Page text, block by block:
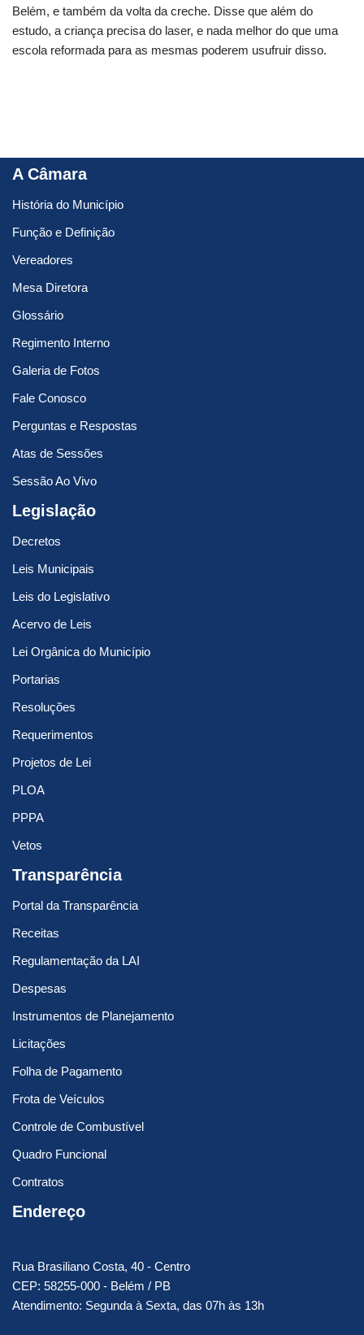
Belém, e também da volta da creche. Disse que além do
estudo, a criança precisa do laser, e nada melhor do que uma
escola reformada para as mesmas poderem usufruir disso.
A Câmara
História do Município
Função e Definição
Vereadores
Mesa Diretora
Glossário
Regimento Interno
Galeria de Fotos
Fale Conosco
Perguntas e Respostas
Atas de Sessões
Sessão Ao Vivo
Legislação
Decretos
Leis Municipais
Leis do Legislativo
Acervo de Leis
Lei Orgânica do Município
Portarias
Resoluções
Requerimentos
Projetos de Lei
PLOA
PPPA
Vetos
Transparência
Portal da Transparência
Receitas
Regulamentação da LAI
Despesas
Instrumentos de Planejamento
Licitações
Folha de Pagamento
Frota de Veículos
Controle de Combustível
Quadro Funcional
Contratos
Endereço
Rua Brasiliano Costa, 40 - Centro
CEP: 58255-000 - Belém / PB
Atendimento: Segunda à Sexta, das 07h às 13h